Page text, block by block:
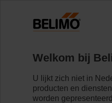
Home Nieuws
Press Release:
Welkom bij
U lijkt zich niet in
producten en
worden